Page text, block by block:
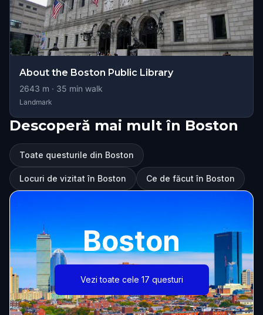
About the Boston Public Library
2643 m · 35 min walk
Landmark
Descoperă mai mult în Boston
Toate questurile din Boston
Locuri de vizitat în Boston Ce de făcut în Boston
Boston
Vezi toate cele 17 questuri